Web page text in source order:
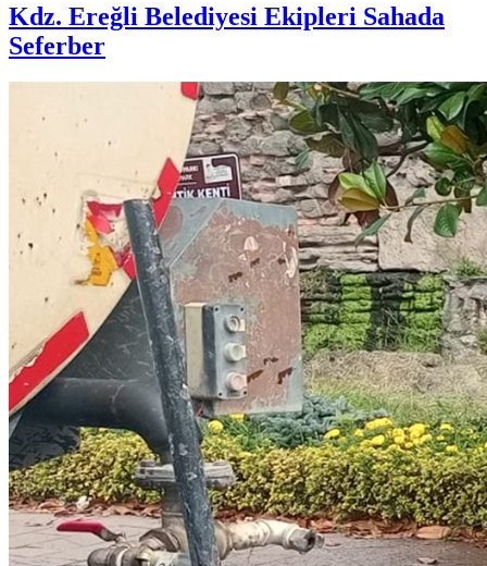
Kdz. Ereğli Belediyesi Ekipleri Sahada
Seferber